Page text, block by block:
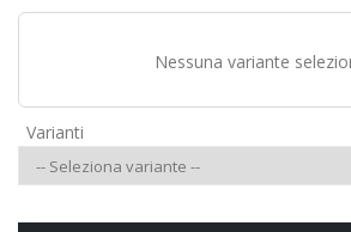
Nessuna variante
Varianti